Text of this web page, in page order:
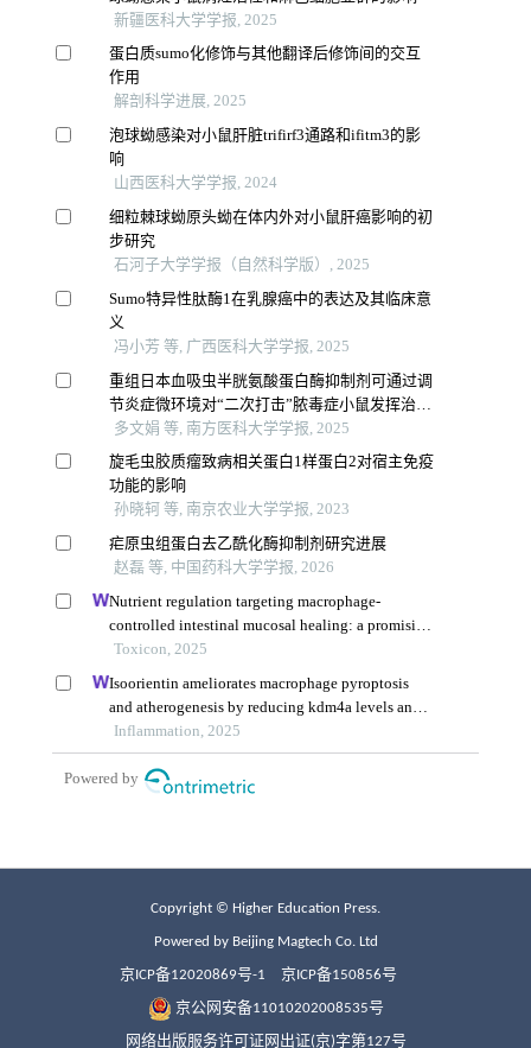
Copyright © Higher Education Press.
Powered by Beijing Magtech Co. Ltd
京ICP备12020869号-1 京ICP备150856号
京公网安备11010202008535号
网络出版服务许可证网出证(京)字第127号